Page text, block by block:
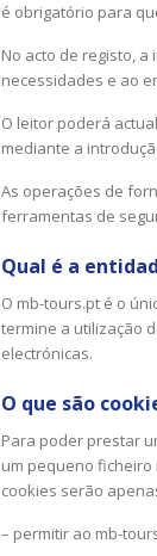
é obrigatório para
No acto de registo,
necessidades e ao
O leitor poderá
mediante a
As operações de
ferramentas de
Qual é a
O mb-tours.pt é o
termine a utilização
electrónicas.
O que são
Para poder prestar
um pequeno
cookies serão
– permitir ao mb-